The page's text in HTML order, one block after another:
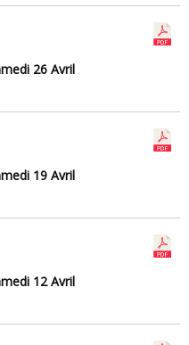
26 Avril
19 Avril
12 Avril